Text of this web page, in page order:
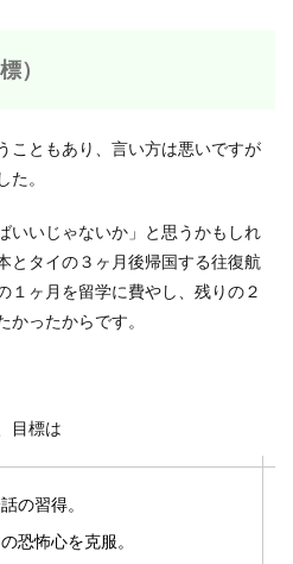
）
こともあり、言い方は悪いですが
。
いいじゃないか」と思うかもしれ
とタイの３ヶ月後帰国する往復航
１ヶ月を留学に費やし、残りの２
かったからです。
目標は
の習得。
恐怖心を克服。